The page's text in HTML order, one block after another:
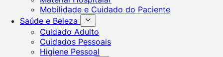
Mobilidade e Cuidado do Paciente
Saúde e Beleza
Cuidado Adulto
Cuidados Pessoais
Higiene Pessoal